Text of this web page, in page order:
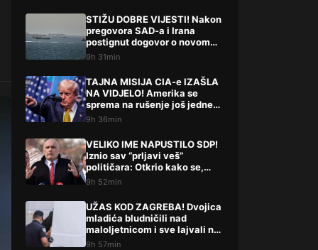
STIŽU DOBRE VIJESTI! Nakon
pregovora SAD-a i Irana
postignut dogovor o novom
potezu
9h 31min
TAJNA MISIJA CIA-e IZAŠLA
NA VIDJELO! Amerika se
sprema na rušenje još jedne
države
9h 36min
VELIKO IME NAPUSTILO SDP!
Iznio sav “prljavi veš”
političara: Otkrio kako se,
kako tvrdi, radi iza leđa
9h 52min
UŽAS KOD ZAGREBA! Dvojica
mladića bludničili nad
maloljetnicom i sve lajvali na
netu: “Stari te gleda u lajvu”
9h 57min